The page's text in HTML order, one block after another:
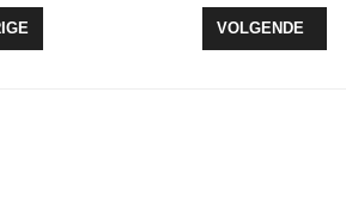
ARTIKEL: NEXT LEVEL HEALTHCLUB
VOLGENDE
VOLGENDE